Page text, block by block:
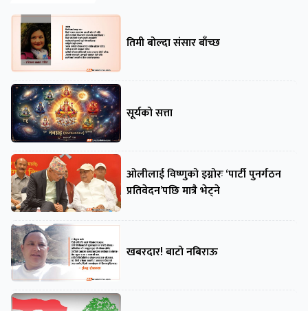
तिमी बोल्दा संसार बाँच्छ
सूर्यको सत्ता
ओलीलाई विष्णुको इग्नोरः ‘पार्टी पुनर्गठन
प्रतिवेदन’पछि मात्रै भेट्ने
खबरदार! बाटो नबिराऊ